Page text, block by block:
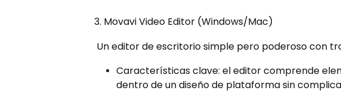
3. Movavi Video Editor (Windows/Mac)
Un editor de escritorio simple pero poderoso con
Características clave: el editor comprende
dentro de un diseño de plataforma sin